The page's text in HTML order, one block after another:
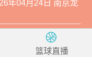
年04月24日 南京龙
年04月24日 济南林
篮球直播